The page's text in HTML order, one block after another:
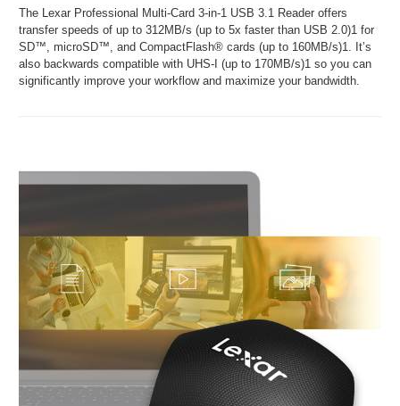
The Lexar Professional Multi-Card 3-in-1 USB 3.1 Reader offers
transfer speeds of up to 312MB/s (up to 5x faster than USB 2.0)1 for
SD™, microSD™, and CompactFlash® cards (up to 160MB/s)1. It’s
also backwards compatible with UHS-I (up to 170MB/s)1 so you can
significantly improve your workflow and maximize your bandwidth.